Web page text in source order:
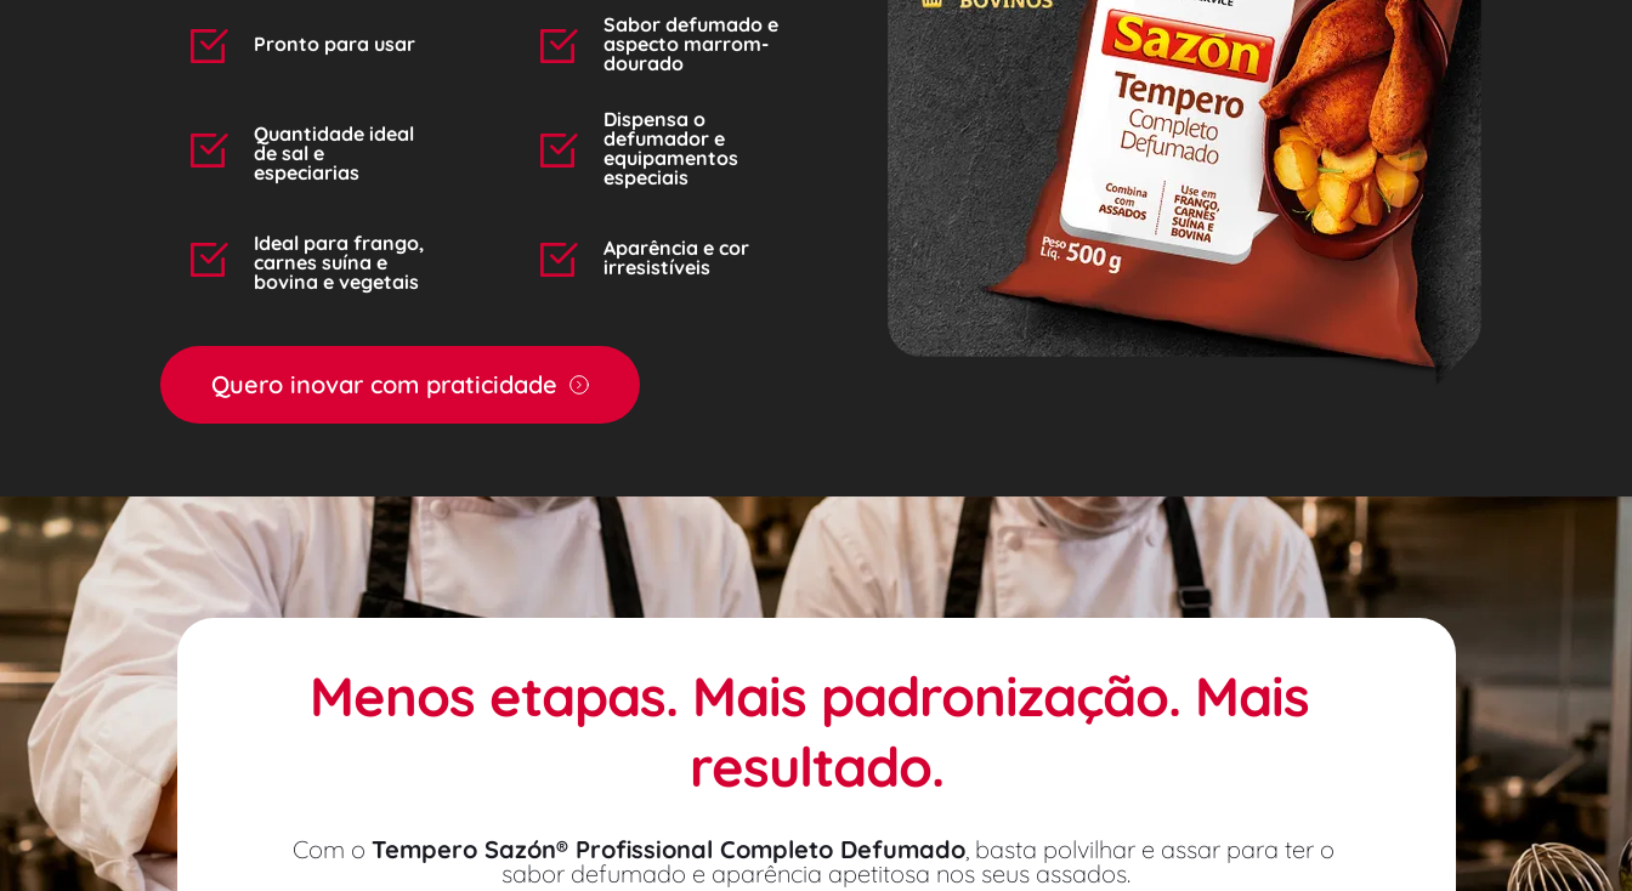
Pronto para usar
Sabor defumado e
aspecto marrom-
dourado
Quantidade ideal
de sal e
especiarias
Dispensa o
defumador e
equipamentos
especiais
Ideal para frango,
carnes suína e
bovina e vegetais
Aparência e cor
irresistíveis
Quero inovar com praticidade
Menos etapas. Mais padronização. Mais
resultado.
Com o Tempero Sazón® Profissional Completo Defumado, basta polvilhar e assar para ter o
sabor defumado e aparência apetitosa nos seus assados.